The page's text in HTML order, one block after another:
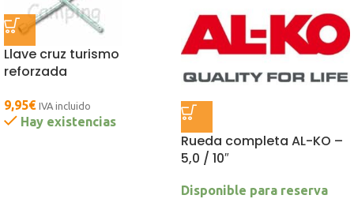
Llave cruz turismo
reforzada
9,95€ IVA incluido
Hay existencias
Rueda completa AL-KO –
5,0 / 10″
Disponible para reserva